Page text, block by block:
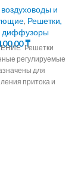
и
, Решетки,
диффузоры
₸
Решетки
регулируемые
для
притока и